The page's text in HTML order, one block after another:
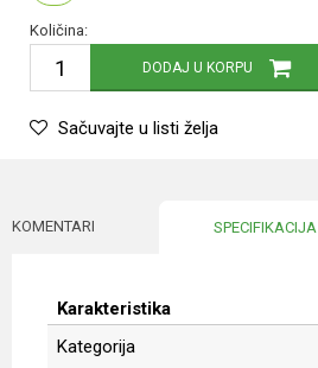
Količina:
DODAJ U KORPU
Sačuvajte u listi želja
KOMENTARI SPECIFIKACIJA
Karakteristika
Kategorija